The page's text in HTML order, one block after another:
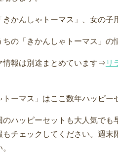
きかんしゃトーマス」、女の子
の「きかんしゃトーマス」の
情報は別途まとめています⇒ リ
トーマス」はここ数年ハッピ
のハッピーセットも大人気で
もチェックしてください。週